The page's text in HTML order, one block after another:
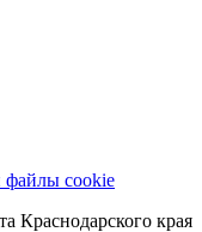
файлы cookie
Краснодарского края